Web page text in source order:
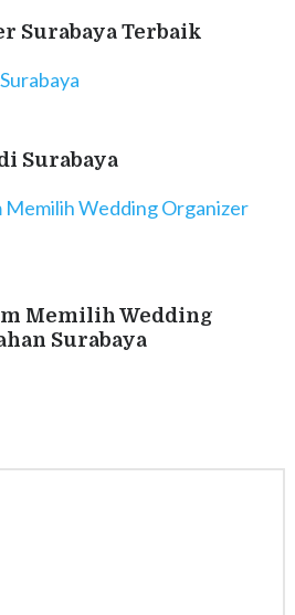
Surabaya Terbaik
Surabaya
Memilih Wedding
Surabaya